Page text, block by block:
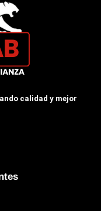
calidad y mejor